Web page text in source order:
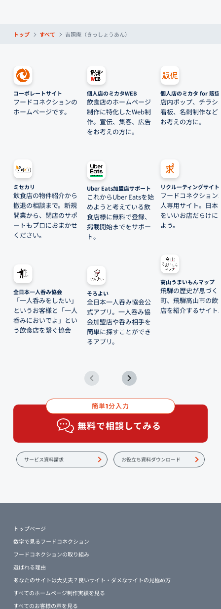
トップ すべて 吉照庵（きっしょうあん）
コーポレートサイト
フードコネクションの
ホームページです。
ミセカリ
飲食店の物件紹介から
撤退の相談まで。新規
開業から、閉店のサポ
ートもプロにおまかせ
ください。
全日本一人呑み協会
「一人呑みをしたい」
というお客様と「一人
呑みにおいでよ」とい
う飲食店を繋ぐ協会
個人店のミカタWEB
飲食店のホームページ
制作に特化したWeb制
作。宣伝、集客、広告
をお考えの方に。
Uber Eats加盟店サポート
これからUber Eatsを始
めようと考えている飲
食店様に無料で登録、
掲載開始までをサポー
ト。
そろよい
全日本一人呑み協会公
式アプリ。一人呑み協
会加盟店や呑み相手を
簡単に探すことができ
るアプリ。
個人店のミカタ for 販促
店内ポップ、チラシ
看板、名刺制作など
お考えの方に。
リクルーティングサイト
フードコネクション
人専用サイト。日本
をいいお店だらけに
よう。
高山うまいもんマップ
飛騨の歴史が息づく
町、飛騨高山市の飲
店を紹介するサイト
簡単1分入力
無料で相談してみる
サービス資料請求 お役立ち資料ダウンロード
トップページ
数字で見るフードコネクション
フードコネクションの取り組み
選ばれる理由
あなたのサイトは大丈夫？良いサイト・ダメなサイトの見極め方
すべてのホームページ制作実績を見る
すべてのお客様の声を見る